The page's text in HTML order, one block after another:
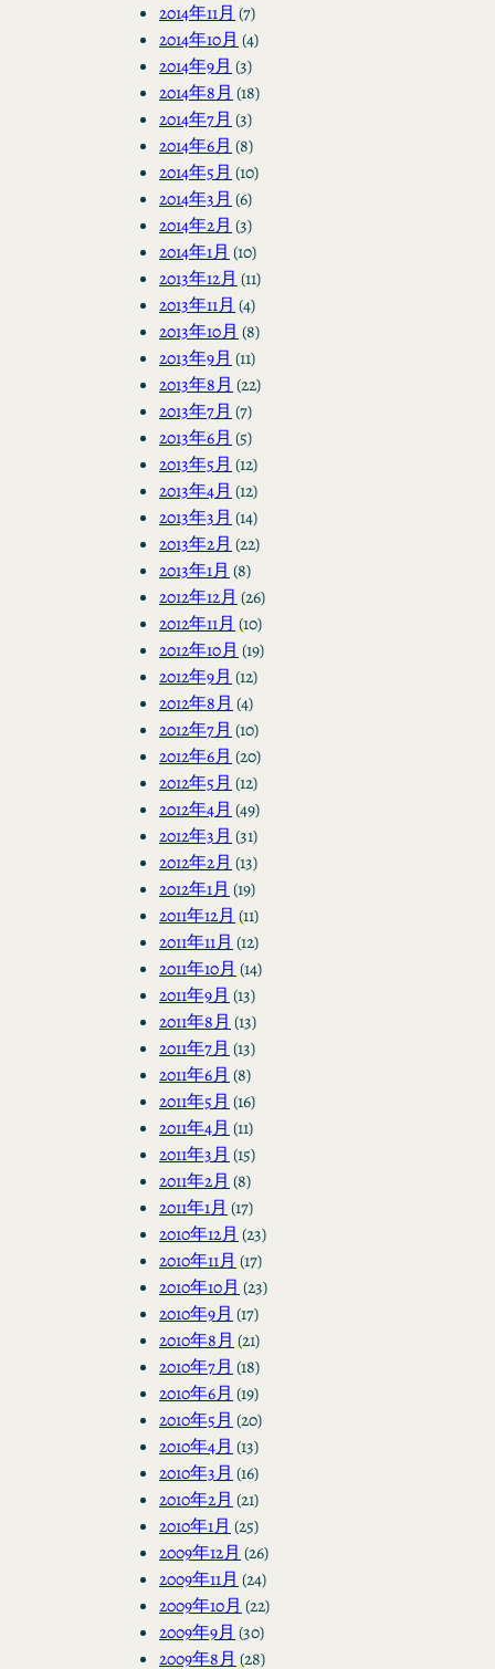
2014年11月 (7)
2014年10月 (4)
2014年9月 (3)
2014年8月 (18)
2014年7月 (3)
2014年6月 (8)
2014年5月 (10)
2014年3月 (6)
2014年2月 (3)
2014年1月 (10)
2013年12月 (11)
2013年11月 (4)
2013年10月 (8)
2013年9月 (11)
2013年8月 (22)
2013年7月 (7)
2013年6月 (5)
2013年5月 (12)
2013年4月 (12)
2013年3月 (14)
2013年2月 (22)
2013年1月 (8)
2012年12月 (26)
2012年11月 (10)
2012年10月 (19)
2012年9月 (12)
2012年8月 (4)
2012年7月 (10)
2012年6月 (20)
2012年5月 (12)
2012年4月 (49)
2012年3月 (31)
2012年2月 (13)
2012年1月 (19)
2011年12月 (11)
2011年11月 (12)
2011年10月 (14)
2011年9月 (13)
2011年8月 (13)
2011年7月 (13)
2011年6月 (8)
2011年5月 (16)
2011年4月 (11)
2011年3月 (15)
2011年2月 (8)
2011年1月 (17)
2010年12月 (23)
2010年11月 (17)
2010年10月 (23)
2010年9月 (17)
2010年8月 (21)
2010年7月 (18)
2010年6月 (19)
2010年5月 (20)
2010年4月 (13)
2010年3月 (16)
2010年2月 (21)
2010年1月 (25)
2009年12月 (26)
2009年11月 (24)
2009年10月 (22)
2009年9月 (30)
2009年8月 (28)